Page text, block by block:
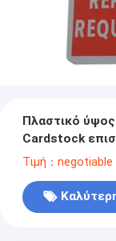
Πλαστικό
Cardstock
Τιμή：negotiable